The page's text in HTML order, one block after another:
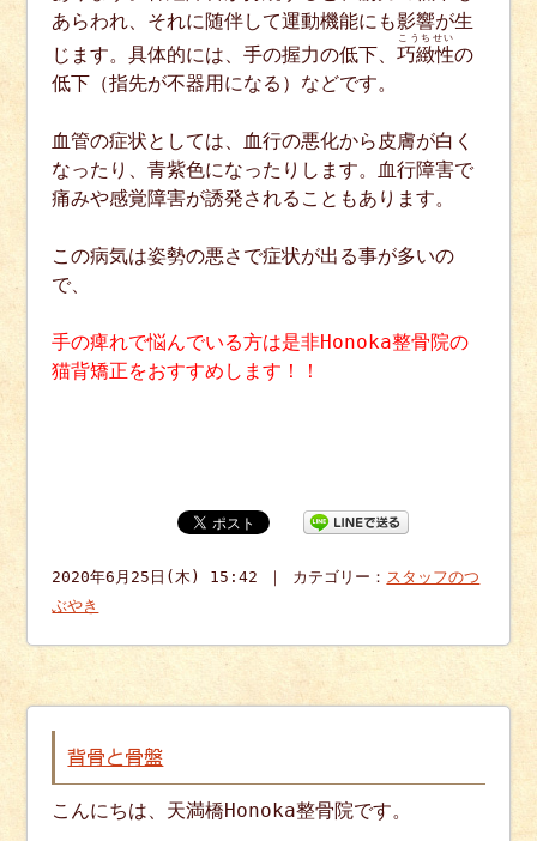
あらわれ、それに随伴して運動機能にも影響が生
じます。具体的には、手の握力の低下、巧緻性
こうちせい
の
低下（指先が不器用になる）などです。
血管の症状としては、血行の悪化から皮膚が白く
なったり、青紫色になったりします。血行障害で
痛みや感覚障害が誘発されることもあります。
この病気は姿勢の悪さで症状が出る事が多いの
で、
手の痺れで悩んでいる方は是非Honoka整骨院の
猫背矯正をおすすめします！！
2020年6月25日(木) 15:42 ｜ カテゴリー： スタッフのつ
ぶやき
背骨と骨盤
こんにちは、天満橋Honoka整骨院です。